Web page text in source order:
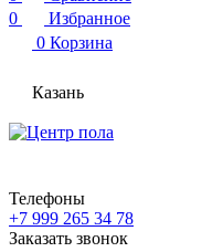
0
Избранное
0 Корзина
Казань
Телефоны
+7 999 265 34 78
Заказать звонок